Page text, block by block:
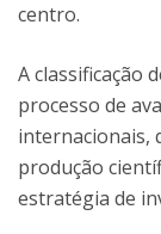
centro.
A classificação
processo de
internacionais,
produção
estratégia de